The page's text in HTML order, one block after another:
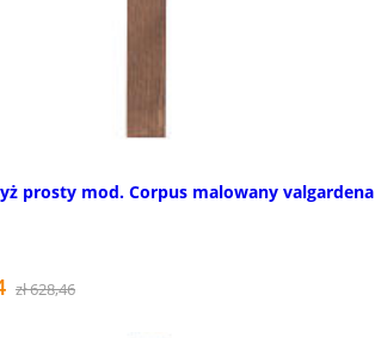
prosty mod. Corpus malowany valgardena
zł 628,46